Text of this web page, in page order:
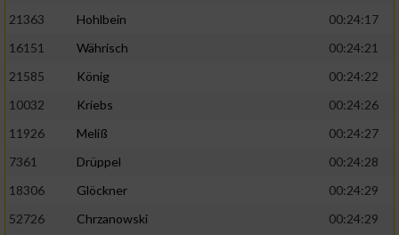
21363
Hohlbein
00:24:17
16151
Währisch
00:24:21
21585
König
00:24:22
10032
Kriebs
00:24:26
11926
Meliß
00:24:27
7361
Drüppel
00:24:28
18306
Glöckner
00:24:29
52726
Chrzanowski
00:24:29